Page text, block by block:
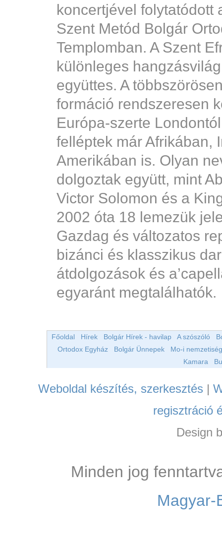
koncertjével folytatódott
Szent Metód Bolgár
Templomban. A Szent
különleges
együttes. A
formáció rendszeresen
Európa-szerte
felléptek már Afrikában,
Amerikában is. Olyan
dolgoztak együtt, mint
Victor Solomon és a
2002 óta 18 lemezük
Gazdag és változatos
bizánci és klasszikus
átdolgozások és
egyaránt megtalálhatók.
Főoldal Hírek Bolgár Hírek - havilap A szószóló
Ortodox Egyház
Bolgár Ünnepek
Mo-i
Kamara
Weboldal készítés, szerkesztés |
regisztráció
Design
Minden jog
Magyar-